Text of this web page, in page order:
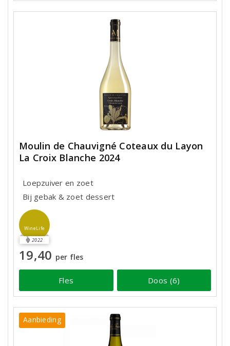
Moulin de Chauvigné Coteaux du Layon
La Croix Blanche 2024
Loepzuiver en zoet
Bij gebak & zoet dessert
WineLife
2022
19,40 per fles
Fles Doos (6)
Aanbieding